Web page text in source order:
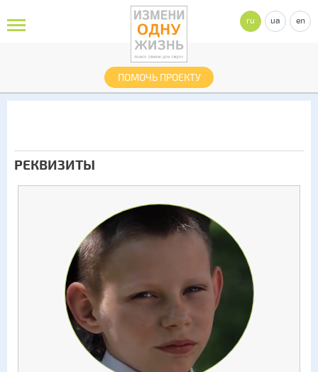
ПОМОЧЬ ПРОЕКТУ
ru ua en
РЕКВИЗИТЫ